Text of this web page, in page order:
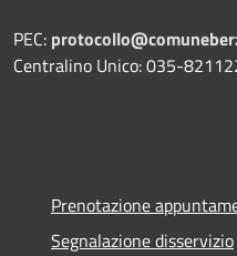
PEC:
Centralino Unico: 035-
Prenotazione
Segnalazione disservizio